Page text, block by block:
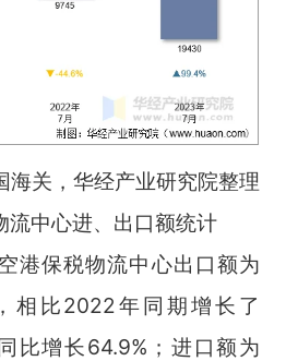
海关，华经产业研究院整理
流中心进、出口额统计
港保税物流中心出口额为
相比2022年同期增长了
比增长64.9%；进口额为